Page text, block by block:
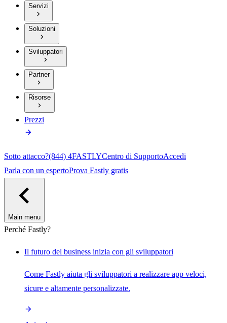
Servizi
Soluzioni
Sviluppatori
Partner
Risorse
Prezzi
Sotto attacco?(844) 4FASTLYCentro di SupportoAccedi
Parla con un espertoProva Fastly gratis
Main menu
Perché Fastly?
Il futuro del business inizia con gli sviluppatori
Come Fastly aiuta gli sviluppatori a realizzare app veloci,
sicure e altamente personalizzate.